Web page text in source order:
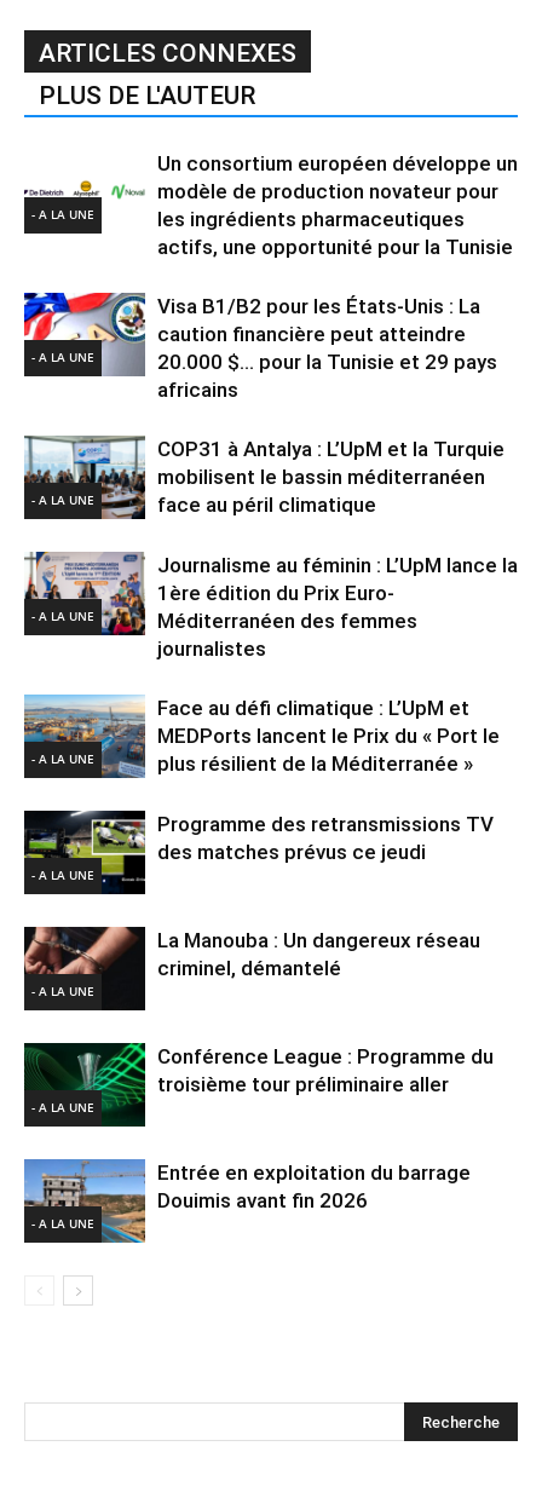
ARTICLES CONNEXES
PLUS DE L'AUTEUR
- A LA UNE
Un consortium européen développe un
modèle de production novateur pour
les ingrédients pharmaceutiques
actifs, une opportunité pour la Tunisie
- A LA UNE
Visa B1/B2 pour les États-Unis : La
caution financière peut atteindre
20.000 $… pour la Tunisie et 29 pays
africains
- A LA UNE
COP31 à Antalya : L’UpM et la Turquie
mobilisent le bassin méditerranéen
face au péril climatique
- A LA UNE
Journalisme au féminin : L’UpM lance la
1ère édition du Prix Euro-
Méditerranéen des femmes
journalistes
- A LA UNE
Face au défi climatique : L’UpM et
MEDPorts lancent le Prix du « Port le
plus résilient de la Méditerranée »
- A LA UNE
Programme des retransmissions TV
des matches prévus ce jeudi
- A LA UNE
La Manouba : Un dangereux réseau
criminel, démantelé
- A LA UNE
Conférence League : Programme du
troisième tour préliminaire aller
- A LA UNE
Entrée en exploitation du barrage
Douimis avant fin 2026